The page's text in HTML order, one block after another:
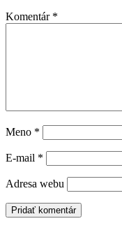
Komentár *
Meno *
E-mail *
Adresa webu